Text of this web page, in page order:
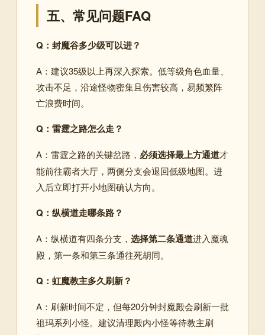
五、常见问题FAQ
Q：封魔谷多少级可以进？
A：建议35级以上再深入探索。低等级角色血量、
攻击不足，沿途怪物密集且伤害较高，易频繁阵
亡浪费时间。
Q：雷霆之路怎么走？
A：雷霆之路的关键岔路， 必须选择最上方通道才
能前往霸者大厅，两侧分支会退回低级地图。进
入后立即打开小地图确认方向。
Q：纵横道走哪条路？
A：纵横道有四条分支， 选择第二条通道进入魔魂
殿，第一条和第三条通往死胡同。
Q：虹魔教主多久刷新？
A：刷新时间不定，但每20分钟封魔殿会刷新一批
祖玛系列小怪。建议清理殿内小怪等待教主刷